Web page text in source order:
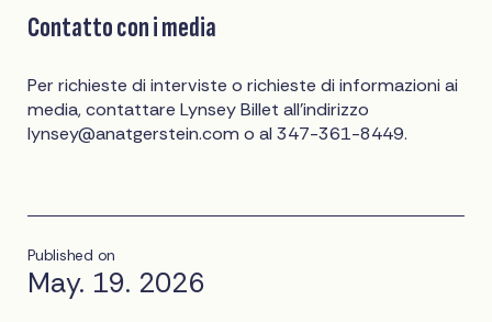
Contatto con i media
Per richieste di interviste o richieste di informazioni ai
media, contattare Lynsey Billet all'indirizzo
lynsey@anatgerstein.com o al 347-361-8449.
Published on
May. 19. 2026